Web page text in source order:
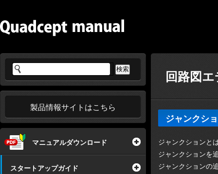
製品情報サイトはこちら
マニュアルダウンロード
スタートアップガイド
回路図
ジャンクシ
ジャンクションと
ジャンクションを
ジャンクションの